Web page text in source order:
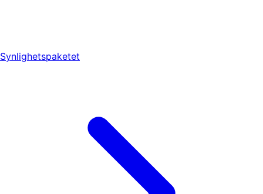
Synlighetspaketet